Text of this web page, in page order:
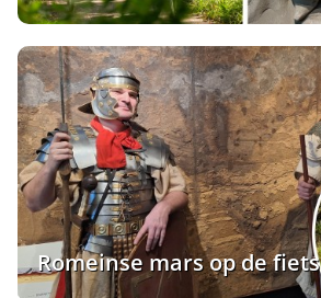
Romeinse mars op de fiets